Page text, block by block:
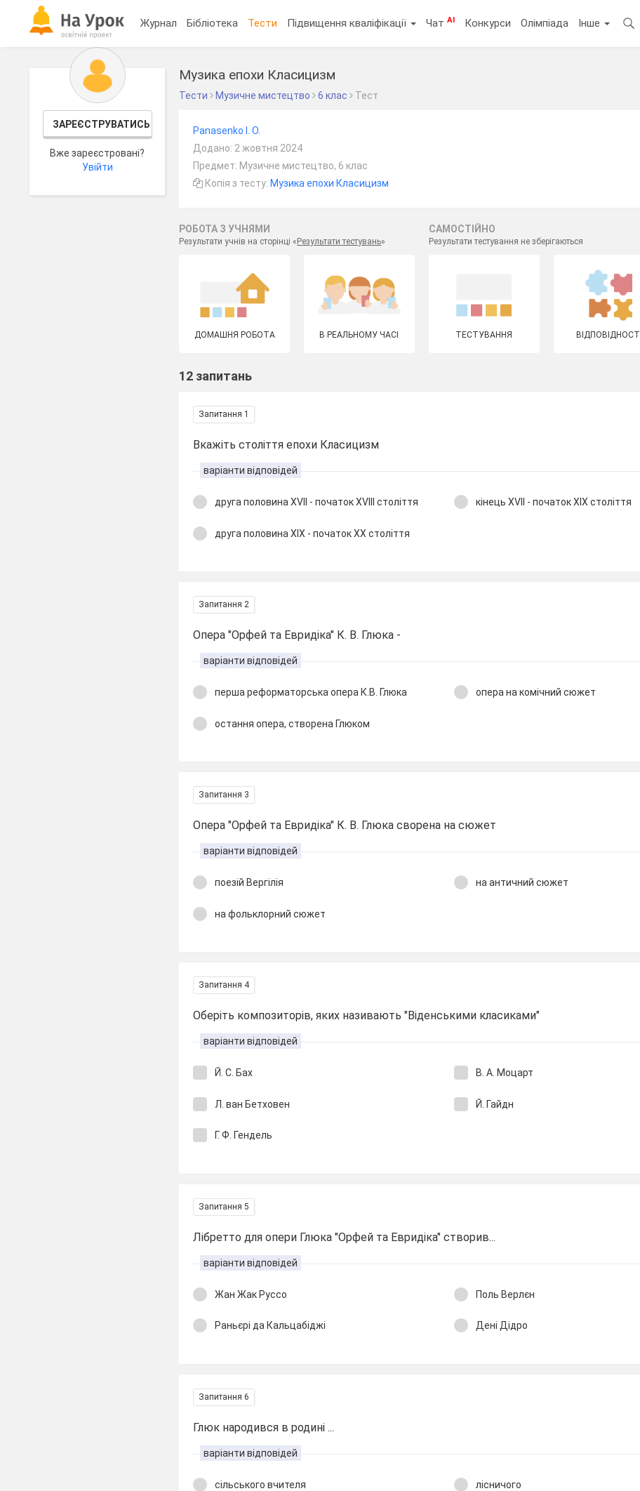
Журнал Бібліотека Тести Підвищення кваліфікації ЧатAI Конкурси Олімпіада Інше
ЗАРЕЄСТРУВАТИСЬ
Вже зареєстровані?
Увійти
Музика епохи Класицизм
Тести Музичне мистецтво 6 клас Тест
Panasenko I. O.
Додано: 2 жовтня 2024
Предмет: Музичне мистецтво, 6 клас
Копія з тесту: Музика епохи Класицизм
РОБОТА З УЧНЯМИ
Результати учнів на сторінці « Результати тестувань»
САМОСТІЙНО
Результати тестування не зберігаються
ДОМАШНЯ РОБОТА В РЕАЛЬНОМУ ЧАСІ ТЕСТУВАННЯ ВІДПОВІДНОСТІ
12 запитань
Запитання 1
Вкажіть століття епохи Класицизм
варіанти відповідей
друга половина XVII - початок XVIII століття кінець XVII - початок XІХ століття
друга половина XIX - початок XX століття
Запитання 2
Опера "Орфей та Евридіка" К. В. Глюка -
варіанти відповідей
перша реформаторська опера К.В. Глюка опера на комічний сюжет
остання опера, створена Глюком
Запитання 3
Опера "Орфей та Евридіка" К. В. Глюка сворена на сюжет
варіанти відповідей
поезій Вергілія на античний сюжет
на фольклорний сюжет
Запитання 4
Оберіть композиторів, яких називають "Віденськими класиками"
варіанти відповідей
Й. С. Бах В. А. Моцарт
Л. ван Бетховен Й. Гайдн
Г. Ф. Гендель
Запитання 5
Лібретто для опери Глюка "Орфей та Евридіка" створив...
варіанти відповідей
Жан Жак Руссо Поль Верлєн
Раньєрі да Кальцабіджі Дені Дідро
Запитання 6
Глюк народився в родині ...
варіанти відповідей
сільського вчителя лісничого